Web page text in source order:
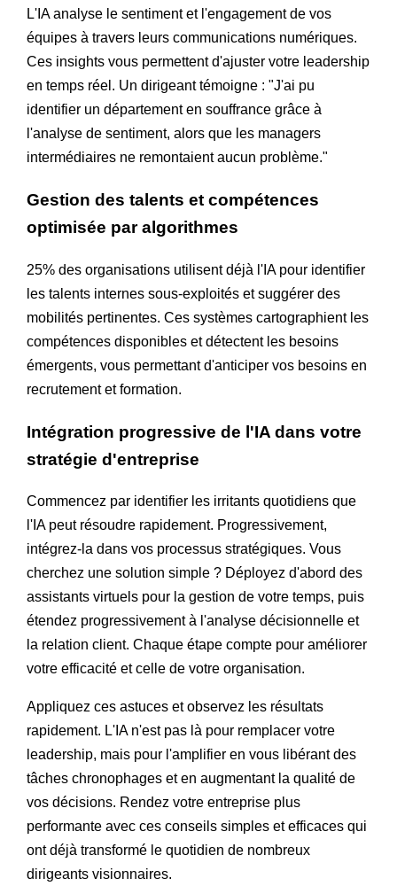
L'IA analyse le sentiment et l'engagement de vos
équipes à travers leurs communications numériques.
Ces insights vous permettent d'ajuster votre leadership
en temps réel. Un dirigeant témoigne : "J'ai pu
identifier un département en souffrance grâce à
l'analyse de sentiment, alors que les managers
intermédiaires ne remontaient aucun problème."
Gestion des talents et compétences
optimisée par algorithmes
25% des organisations utilisent déjà l'IA pour identifier
les talents internes sous-exploités et suggérer des
mobilités pertinentes. Ces systèmes cartographient les
compétences disponibles et détectent les besoins
émergents, vous permettant d'anticiper vos besoins en
recrutement et formation.
Intégration progressive de l'IA dans votre
stratégie d'entreprise
Commencez par identifier les irritants quotidiens que
l'IA peut résoudre rapidement. Progressivement,
intégrez-la dans vos processus stratégiques. Vous
cherchez une solution simple ? Déployez d'abord des
assistants virtuels pour la gestion de votre temps, puis
étendez progressivement à l'analyse décisionnelle et
la relation client. Chaque étape compte pour améliorer
votre efficacité et celle de votre organisation.
Appliquez ces astuces et observez les résultats
rapidement. L'IA n'est pas là pour remplacer votre
leadership, mais pour l'amplifier en vous libérant des
tâches chronophages et en augmentant la qualité de
vos décisions. Rendez votre entreprise plus
performante avec ces conseils simples et efficaces qui
ont déjà transformé le quotidien de nombreux
dirigeants visionnaires.